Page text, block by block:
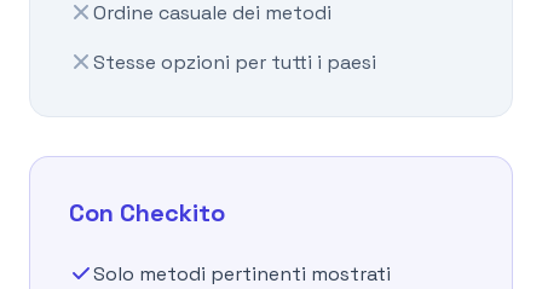
Ordine casuale dei metodi
Stesse opzioni per tutti i paesi
Con Checkito
Solo metodi pertinenti mostrati